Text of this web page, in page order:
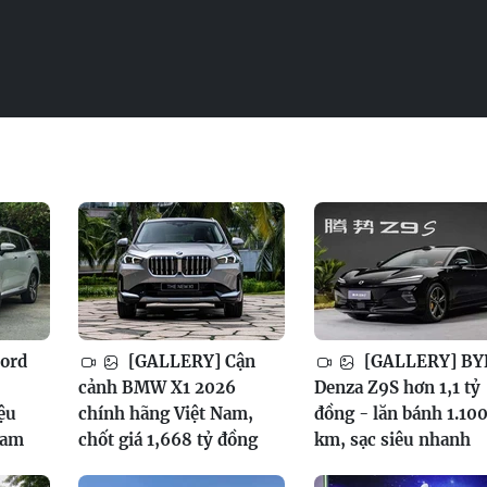
[GALLERY] Cận
cảnh BMW X1 2026
chính hãng Việt Nam,
chốt giá 1,668 tỷ đồng
[GALLERY]
Denza Z9S hơn 1,1 tỷ
đồng - lăn bánh 1.100
km, sạc siêu nhanh